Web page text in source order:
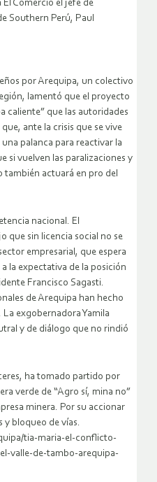
Comercio el jefe de
Southern Perú, Paul
por Arequipa, un colectivo
lamentó que el proyecto
caliente” que las autoridades
ante la crisis que se vive
palanca para reactivar la
si vuelven las paralizaciones y
también actuará en pro del
nacional. El
que sin licencia social no se
empresarial, que espera
la expectativa de la posición
Francisco Sagasti.
de Arequipa han hecho
exgobernadora Yamila
y de diálogo que no rindió
ha tomado partido por
verde de “Agro sí, mina no”
minera. Por su accionar
y bloqueo de vías.
tia-maria-el-conflicto-
valle-de-tambo-arequipa-